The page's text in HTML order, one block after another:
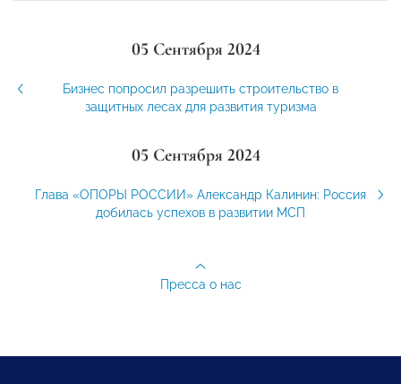
05 Сентября 2024
Бизнес попросил разрешить строительство в
защитных лесах для развития туризма
05 Сентября 2024
Глава «ОПОРЫ РОССИИ» Александр Калинин: Россия
добилась успехов в развитии МСП
Пресса о нас